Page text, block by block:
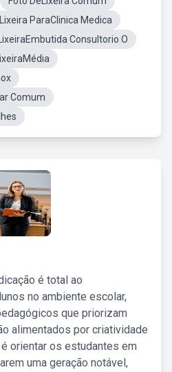
Lixeira ParaClinica Medica
LixeiraEmbutida Consultorio O
LixeiraMédia
Comum
é total ao
no ambiente escolar,
que priorizam
alimentados por criatividade
orientar os estudantes em
uma geração notável,